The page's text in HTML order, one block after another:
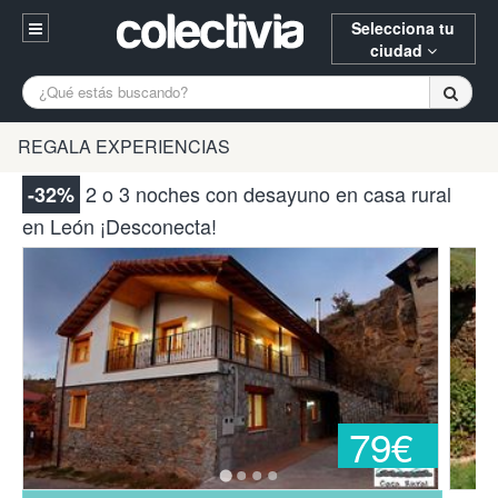
Selecciona tu
ciudad
Entrar
94 652 38 15 (L-V 10:30-15:00)
¿Necesitas ayuda? Escríbenos
A Coruña Alicante
Bilbao
Gijón Huesca
Madrid Oviedo
Pamplona Santander Tarragona
Valencia Vitoria Zaragoza
REGALA EXPERIENCIAS
-32% 2 o 3 noches con desayuno en casa rural
en León ¡Desconecta!
79€